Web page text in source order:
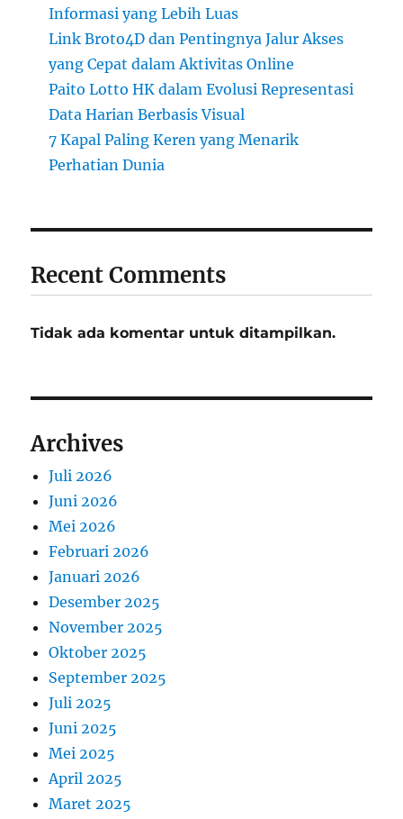
Informasi yang Lebih Luas
Link Broto4D dan Pentingnya Jalur Akses
yang Cepat dalam Aktivitas Online
Paito Lotto HK dalam Evolusi Representasi
Data Harian Berbasis Visual
7 Kapal Paling Keren yang Menarik
Perhatian Dunia
Recent Comments
Tidak ada komentar untuk ditampilkan.
Archives
Juli 2026
Juni 2026
Mei 2026
Februari 2026
Januari 2026
Desember 2025
November 2025
Oktober 2025
September 2025
Juli 2025
Juni 2025
Mei 2025
April 2025
Maret 2025